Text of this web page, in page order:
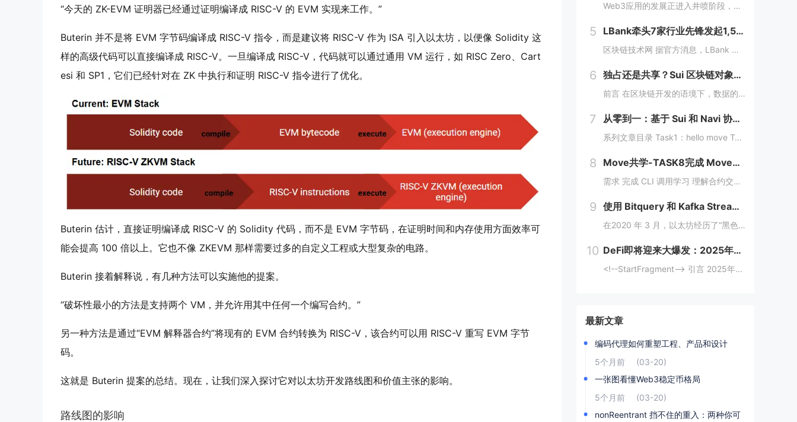
“今天的 ZK-EVM 证明器已经通过证明编译成 RISC-V 的 EVM 实现来工作。”
Buterin 并不是将 EVM 字节码编译成 RISC-V 指令，而是建议将 RISC-V 作为 ISA 引入以太坊，以便像 Solidity 这
样的高级代码可以直接编译成 RISC-V。一旦编译成 RISC-V，代码就可以通过通用 VM 运行，如 RISC Zero、Cart
esi 和 SP1，它们已经针对在 ZK 中执行和证明 RISC-V 指令进行了优化。
Buterin 估计，直接证明编译成 RISC-V 的 Solidity 代码，而不是 EVM 字节码，在证明时间和内存使用方面效率可
能会提高 100 倍以上。它也不像 ZKEVM 那样需要过多的自定义工程或大型复杂的电路。
Buterin 接着解释说，有几种方法可以实施他的提案。
“破坏性最小的方法是支持两个 VM，并允许用其中任何一个编写合约。”
另一种方法是通过“EVM 解释器合约”将现有的 EVM 合约转换为 RISC-V，该合约可以用 RISC-V 重写 EVM 字节
码。
这就是 Buterin 提案的总结。现在，让我们深入探讨它对以太坊开发路线图和价值主张的影响。
路线图的影响
Web3应用的发展正进入井喷阶段，各大赛道应用项目层出不穷，同时公链赛道也在稳步增长，据Coingecko数据显示，目前收录的L1和L2项目已经超过7000个，这里面不仅有做基础设施的L1，还有许多专注于业务的应用链。公链的发展已不局限于基...
5 LBank牵头7家行业先锋发起1,500万美元DEXX捐赠计划
区块链技术网 据官方消息，LBank 联合 MEXC Ventures、HashKey Capital、SevenX Ventures、Mask Network 等共同发起了对 DEXX 的 1,500 万美元捐赠计划，该计划将为...
6 独占还是共享？Sui 区块链对象所有权的六种管理方式全解析
前言 在区块链开发的语境下，数据的存储和管理方式至关重要。而 Move 语言作为一种专为区块链设计的编程语言，以其灵活的语法和强大的能力系统，成为 Sui 区块链的核心语言。本文将围绕 Move 语言中的结构体展开，解析其在 Sui 区块...
7 从零到一：基于 Sui 和 Navi 协议的 PTB 应用开发教程
系列文章目录 Task1：hello move Task2：move coin Task3：move nft Task4：move game Task5：move swap Task6：sdk ptb 更多精彩内容，敬请期待！️...
8 Move共学-TASK8完成 MoveCTF Lets Move挑战
需求 完成 CLI 调用学习 理解合约交互传值 完成 Move CTF Lets Move 一、任务指南 合约部署地址: 0x097a3833b6b5c62ca6ad10f0509dffdadff7ce31e1...
9 使用 Bitquery 和 Kafka Streams 分析加密支付
在2020 年 3 月，以太坊经历了“黑色星期四”崩盘，数以千计的 DeFi（去中心化金融）清算被同时触发，导致网络费用从 20 gwei 飙升至 200 gwei 以上。那些能够监控并对内存池数据做出反应的人幸存下来，而那些无法做到的人则...
10 DeFi即将迎来大爆发：2025年金融变革的背后逻辑与机会
<!--StartFragment--> 引言 2025年，去中心化金融（DeFi）可能迎来一个重要的爆发时期。根据近期的新闻热点，多个因素正在推动这一趋势的到来。首先，美国政府计划建立比特币战略储备，并配合发行ETF等债务...
最新文章
编码代理如何重塑工程、产品和设计
5个月前
(03-20)
一张图看懂Web3稳定币格局
5个月前
(03-20)
nonReentrant 挡不住的重入：两种你可